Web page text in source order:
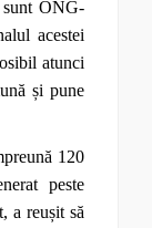
ONG-
acestei
atunci
și pune
120
peste
a reușit să